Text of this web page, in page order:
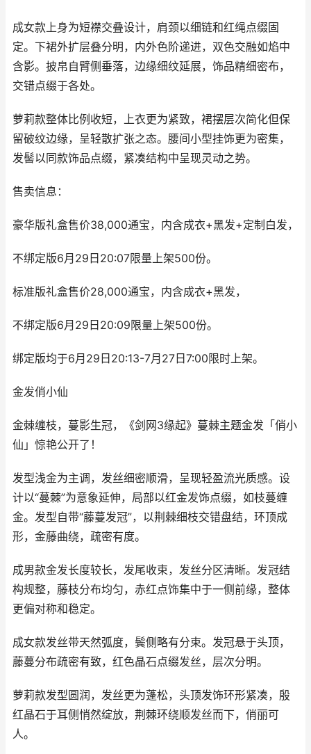
成女款上身为短襟交叠设计，肩颈以细链和红绳点缀固
定。下裙外扩层叠分明，内外色阶递进，双色交融如焰中
含影。披帛自臂侧垂落，边缘细纹延展，饰品精细密布，
交错点缀于各处。
萝莉款整体比例收短，上衣更为紧致，裙摆层次简化但保
留破纹边缘，呈轻散扩张之态。腰间小型挂饰更为密集，
发髻以同款饰品点缀，紧凑结构中呈现灵动之势。
售卖信息：
豪华版礼盒售价38,000通宝，内含成衣+黑发+定制白发，
不绑定版6月29日20:07限量上架500份。
标准版礼盒售价28,000通宝，内含成衣+黑发，
不绑定版6月29日20:09限量上架500份。
绑定版均于6月29日20:13-7月27日7:00限时上架。
金发俏小仙
金棘缠枝，蔓影生冠，《剑网3缘起》蔓棘主题金发「俏小
仙」惊艳公开了！
发型浅金为主调，发丝细密顺滑，呈现轻盈流光质感。设
计以“蔓棘”为意象延伸，局部以红金发饰点缀，如枝蔓缠
金。发型自带“藤蔓发冠”，以荆棘细枝交错盘结，环顶成
形，金藤曲绕，疏密有度。
成男款金发长度较长，发尾收束，发丝分区清晰。发冠结
构规整，藤枝分布均匀，赤红点饰集中于一侧前缘，整体
更偏对称和稳定。
成女款发丝带天然弧度，鬓侧略有分束。发冠悬于头顶，
藤蔓分布疏密有致，红色晶石点缀发丝，层次分明。
萝莉款发型圆润，发丝更为蓬松，头顶发饰环形紧凑，殷
红晶石于耳侧悄然绽放，荆棘环绕顺发丝而下，俏丽可
人。